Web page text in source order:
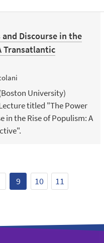
Discourse in the
Transatlantic
University)
titled "The Power
in the Rise of Populism: A
9 10
11